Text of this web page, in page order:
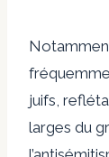
juifs,
larges du